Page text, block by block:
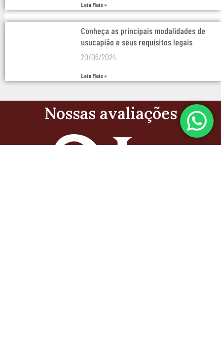
Leia Mais »
Conheça as principais modalidades de
usucapião e seus requisitos legais
20/06/2024
Leia Mais »
Nossas avaliações